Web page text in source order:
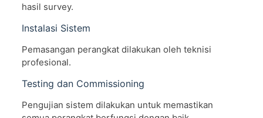
hasil survey.
Instalasi Sistem
Pemasangan perangkat dilakukan oleh teknisi
profesional.
Testing dan Commissioning
Pengujian sistem dilakukan untuk memastikan